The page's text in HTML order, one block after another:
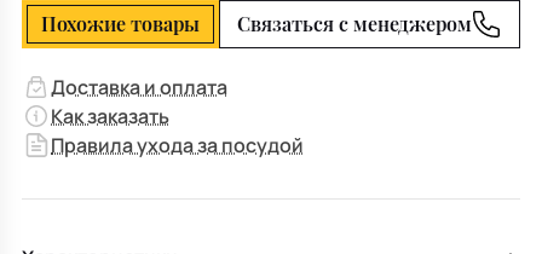
Похожие товары Связаться с менеджером
Доставка и оплата
Как заказать
Правила ухода за посудой